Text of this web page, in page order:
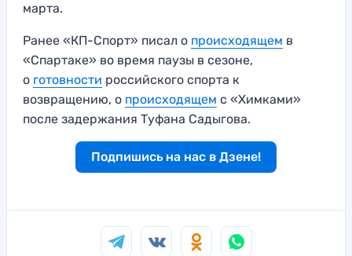
марта.
Ранее «КП-Спорт» писал о происходящем в
«Спартаке» во время паузы в сезоне,
о готовности российского спорта к
возвращению, о происходящем с «Химками»
после задержания Туфана Садыгова.
Подпишись на нас в Дзене!